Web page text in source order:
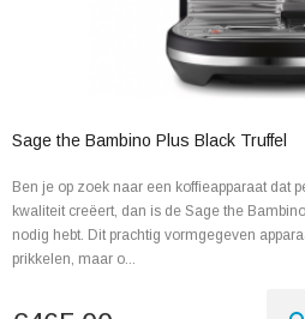
Sage the Bambino Plus Black Truffel
Ben je op zoek naar een koffieapparaat dat
kwaliteit creëert, dan is de Sage the
nodig hebt. Dit prachtig vormgegeven
prikkelen, maar o...